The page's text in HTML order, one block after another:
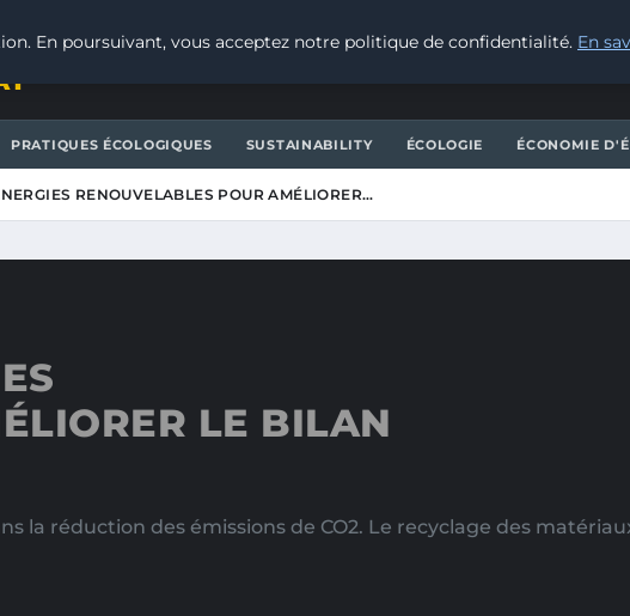
PRATIQUES ÉCOLOGIQUES SUSTAINABILITY ÉCOLOGIE ÉCONOMIE
RENOUVELABLES POUR AMÉLIORER…
LE BILAN
la réduction des émissions de CO2. Le recyclage des
En poursuivant, vous acceptez notre politique de confidentialité. En